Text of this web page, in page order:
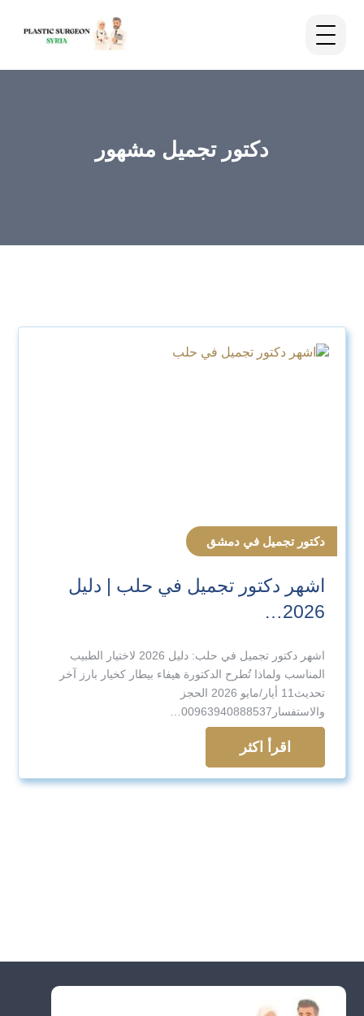
دكتور تجميل مشهور
دكتور تجميل في دمشق
اشهر دكتور تجميل في حلب | دليل
2026…
اشهر دكتور تجميل في حلب: دليل 2026 لاختيار الطبيب
المناسب ولماذا تُطرح الدكتورة هيفاء بيطار كخيار بارز آخر
تحديث11 أيار/مايو 2026 الحجز
والاستفسار00963940888537…
اقرأ اكثر